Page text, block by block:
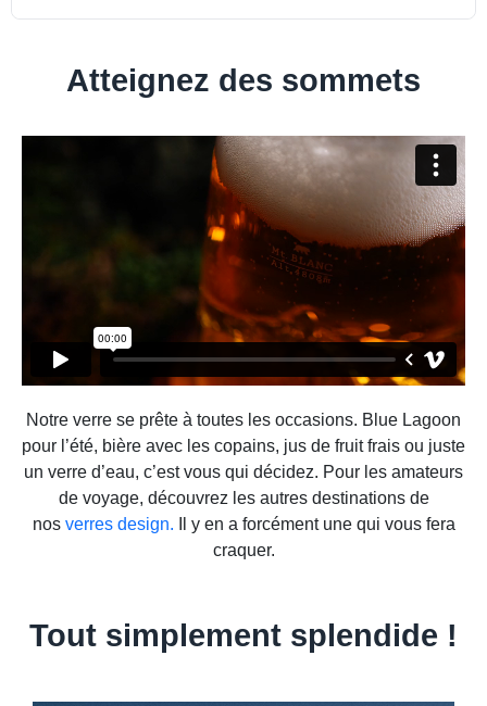
Atteignez des sommets
Notre verre se prête à toutes les occasions. Blue Lagoon
pour l’été, bière avec les copains, jus de fruit frais ou juste
un verre d’eau, c’est vous qui décidez. Pour les amateurs
de voyage, découvrez les autres destinations de
nos verres design. Il y en a forcément une qui vous fera
craquer.
Tout simplement splendide !